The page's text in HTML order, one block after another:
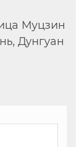
Муцзин
Дунгуан